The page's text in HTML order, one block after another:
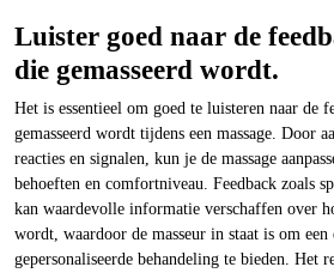
Luister goed naar de
die gemasseerd wordt.
Het is essentieel om goed te luisteren naar de
gemasseerd wordt tijdens een massage. Door
reacties en signalen, kun je de massage
behoeften en comfortniveau. Feedback zoals
kan waardevolle informatie verschaffen over
wordt, waardoor de masseur in staat is om
gepersonaliseerde behandeling te bieden. Het